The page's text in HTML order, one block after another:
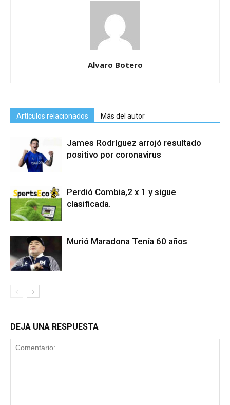
Alvaro Botero
Artículos relacionados Más del autor
James Rodríguez arrojó resultado
positivo por coronavirus
Perdió Combia,2 x 1 y sigue
clasificada.
Murió Maradona Tenía 60 años
DEJA UNA RESPUESTA